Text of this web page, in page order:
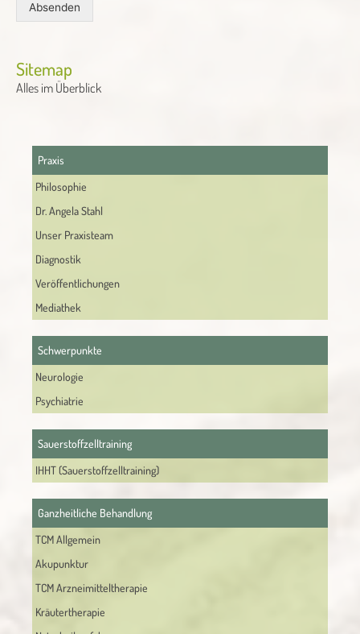
Absenden
Sitemap
Alles im Überblick
Praxis
Philosophie
Dr. Angela Stahl
Unser Praxisteam
Diagnostik
Veröffentlichungen
Mediathek
Schwerpunkte
Neurologie
Psychiatrie
Sauerstoffzelltraining
IHHT (Sauerstoffzelltraining)
Ganzheitliche Behandlung
TCM Allgemein
Akupunktur
TCM Arzneimitteltherapie
Kräutertherapie